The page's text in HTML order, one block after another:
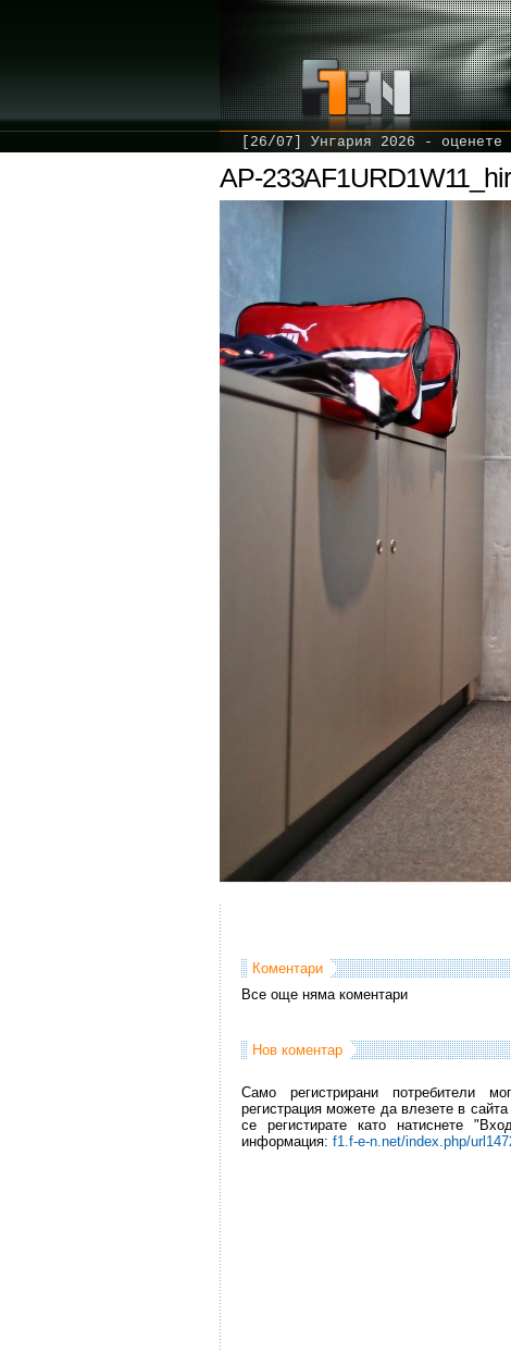
[26/07] Унгария 2026 - оценете
AP-
Коментари
Все още няма коментари
Нов коментар
Само регистрирани потребители
регистрация можете да влезете в
се регистирате като натиснете
информация: f1.f-e-n.net/index.php/